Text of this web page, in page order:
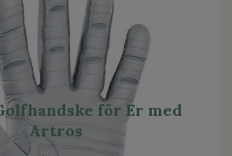
för Er med
Artros